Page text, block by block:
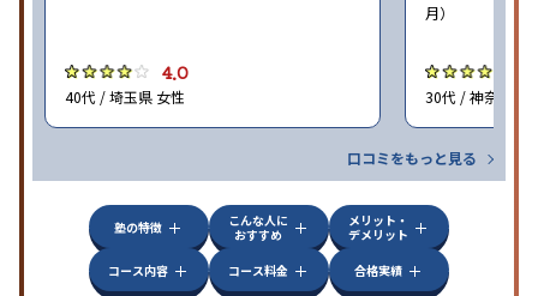
4.0
40代 / 埼玉県 女性
月）
30代 / 神奈川県
口コミをもっと見る
塾の特徴
こんな人に
おすすめ
メリット・
デメリット
コース内容
コース料金 合格実績